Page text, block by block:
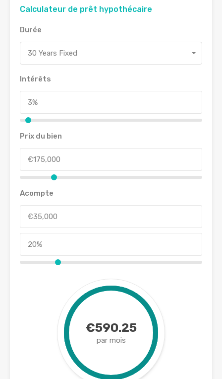
Calculateur de prêt hypothécaire
Durée
30 Years Fixed
Intérêts
Prix du bien
Acompte
€590.25
par mois